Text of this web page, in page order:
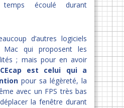
écoulé durant
d’autres logiciels
qui proposent les
; mais pour en avoir
est celui qui a
pour sa légèreté, la
avec un FPS très bas
la fenêtre durant